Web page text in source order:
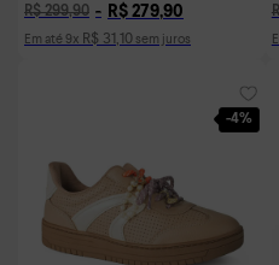
R$ 299,90 R$ 279,90
Em até 9x R$ 31,10 sem juros
-4%